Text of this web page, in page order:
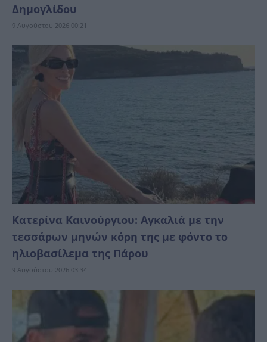
Δημογλίδου
9 Αυγούστου 2026 00:21
Κατερίνα Καινούργιου: Αγκαλιά με την
τεσσάρων μηνών κόρη της με φόντο το
ηλιοβασίλεμα της Πάρου
9 Αυγούστου 2026 03:34